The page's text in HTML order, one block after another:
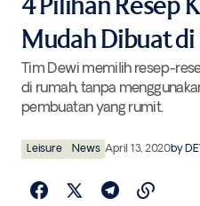
Mudah Dibuat di
Tim Dewi memilih resep-
di rumah, tanpa
pembuatan yang rumit.
Leisure News April 13, 2020by